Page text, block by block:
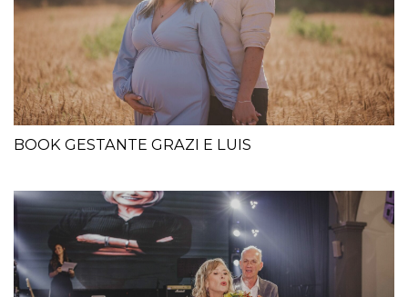
BOOK GESTANTE GRAZI E LUIS